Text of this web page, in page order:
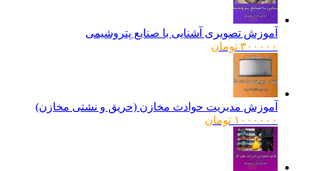
آموزش تصویری آشنایی با صنایع پتروشیمی
۳۰۰۰۰۰ تومان
آموزش مدیریت حوادث مخازن (حریق و نشتی مخازن)
۱۰۰۰۰۰۰ تومان